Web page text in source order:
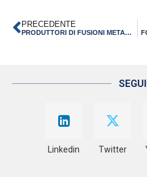
PRECEDENTE
PRODUTTORI DI FUSIONI METALLICHE SECONDO DISEGNI E SPECIFICHE DI LAVORAZIONE FORNITI
Linkedin Twitter